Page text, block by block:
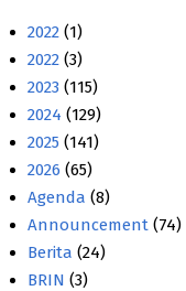
2022 (1)
2022 (3)
2023 (115)
2024 (129)
2025 (141)
2026 (65)
Agenda (8)
Announcement (74)
Berita (24)
BRIN (3)